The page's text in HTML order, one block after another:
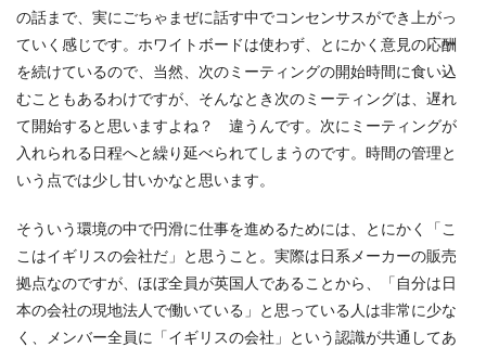
の話まで、実にごちゃまぜに話す中でコンセンサスができ上がっ
ていく感じです。ホワイトボードは使わず、とにかく意見の応酬
を続けているので、当然、次のミーティングの開始時間に食い込
むこともあるわけですが、そんなとき次のミーティングは、遅れ
て開始すると思いますよね？ 違うんです。次にミーティングが
入れられる日程へと繰り延べられてしまうのです。時間の管理と
いう点では少し甘いかなと思います。
そういう環境の中で円滑に仕事を進めるためには、とにかく「こ
こはイギリスの会社だ」と思うこと。実際は日系メーカーの販売
拠点なのですが、ほぼ全員が英国人であることから、「自分は日
本の会社の現地法人で働いている」と思っている人は非常に少な
く、メンバー全員に「イギリスの会社」という認識が共通してあ